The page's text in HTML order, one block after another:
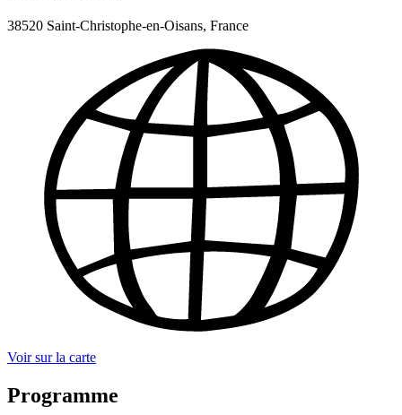
38520 Saint-Christophe-en-Oisans, France
Voir sur la carte
Programme